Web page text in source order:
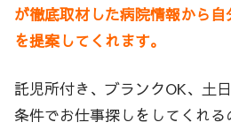
が徹底取材した病院情報から
を提案してくれます。
託児所付き、ブランクOK、土
条件でお仕事探しをしてくれ